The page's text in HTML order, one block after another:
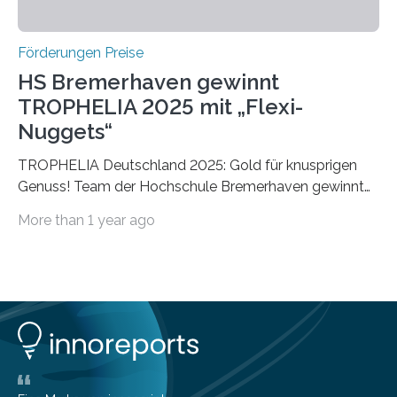
Förderungen Preise
HS Bremerhaven gewinnt
TROPHELIA 2025 mit „Flexi-
Nuggets“
TROPHELIA Deutschland 2025: Gold für knusprigen
Genuss! Team der Hochschule Bremerhaven gewinnt
ECOTROPHELIAMit der Produktidee “Flexi-Nuggets”
Studierende der Lebensmittelwissenschaften und
wurde zum 16. Mal durch den Forschungskreis der
Ernährungsindustrie e. V. (FEI) ausgerichtet. “Flexi-
Nuggets” stehen für innovative Lebensmittel, die
More than 1 year ago